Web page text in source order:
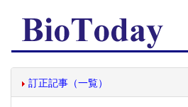
訂正記事（一覧）